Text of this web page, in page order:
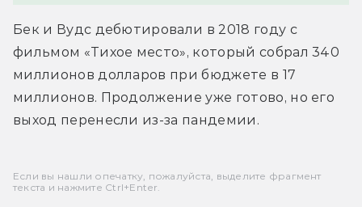
Бек и Вудс дебютировали в 2018 году с
фильмом «Тихое место», который собрал 340
миллионов долларов при бюджете в 17
миллионов. Продолжение уже готово, но его
выход перенесли из-за пандемии.
Если вы нашли опечатку, пожалуйста, выделите фрагмент
текста и нажмите Ctrl+Enter.